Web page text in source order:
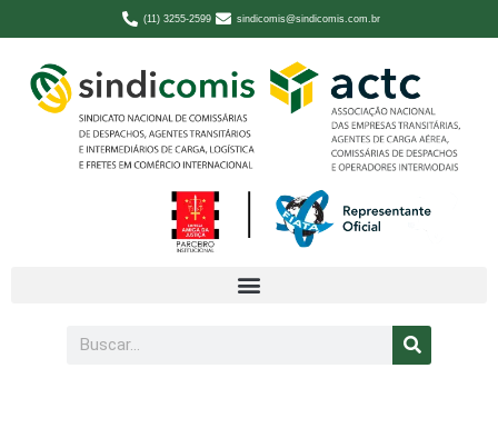
(11) 3255-2599 sindicomis@sindicomis.com.br